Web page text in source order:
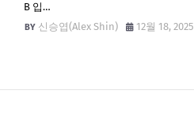
B 입…
신승엽(Alex Shin)
12월 18, 2025